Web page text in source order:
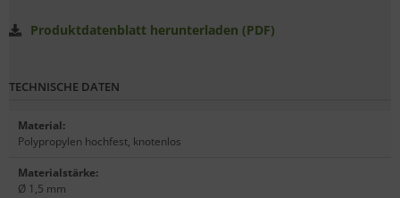
Produktdatenblatt herunterladen (PDF)
TECHNISCHE DATEN
Material:
Polypropylen hochfest, knotenlos
Materialstärke:
Ø 1,5 mm